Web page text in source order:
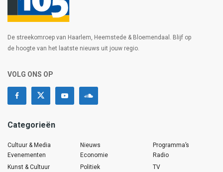
De streekomroep van Haarlem, Heemstede & Bloemendaal. Blijf op
de hoogte van het laatste nieuws uit jouw regio.
VOLG ONS OP
Categorieën
Cultuur & Media
Evenementen
Kunst & Cultuur
Nieuws
Economie
Politiek
Programma’s
Radio
TV